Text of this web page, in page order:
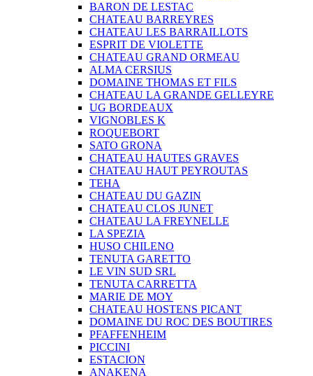
BARON DE LESTAC
CHATEAU BARREYRES
CHATEAU LES BARRAILLOTS
ESPRIT DE VIOLETTE
CHATEAU GRAND ORMEAU
ALMA CERSIUS
DOMAINE THOMAS ET FILS
CHATEAU LA GRANDE GELLEYRE
UG BORDEAUX
VIGNOBLES K
ROQUEBORT
SATO GRONA
CHATEAU HAUTES GRAVES
CHATEAU HAUT PEYROUTAS
TEHA
CHATEAU DU GAZIN
CHATEAU CLOS JUNET
CHATEAU LA FREYNELLE
LA SPEZIA
HUSO CHILENO
TENUTA GARETTO
LE VIN SUD SRL
TENUTA CARRETTA
MARIE DE MOY
CHATEAU HOSTENS PICANT
DOMAINE DU ROC DES BOUTIRES
PFAFFENHEIM
PICCINI
ESTACION
ANAKENA